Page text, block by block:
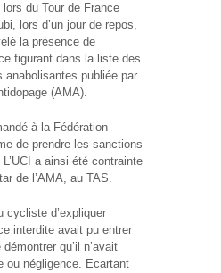
du Tour de France
lors d’un jour de repos,
la présence de
figurant dans la liste des
anabolisantes publiée par
(AMA).
à la Fédération
de prendre les sanctions
a ainsi été contrainte
de l’AMA, au TAS.
cycliste d’expliquer
interdite avait pu entrer
qu’il n’avait
ou négligence. Ecartant